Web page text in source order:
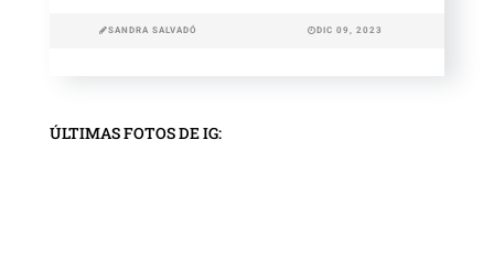
SANDRA SALVADÓ DIC 09, 2023
ÚLTIMAS FOTOS DE IG: